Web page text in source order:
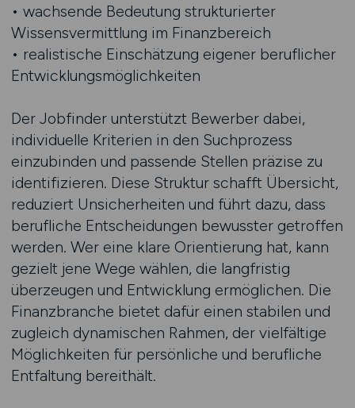
• wachsende Bedeutung strukturierter
Wissensvermittlung im Finanzbereich
• realistische Einschätzung eigener beruflicher
Entwicklungsmöglichkeiten
Der Jobfinder unterstützt Bewerber dabei,
individuelle Kriterien in den Suchprozess
einzubinden und passende Stellen präzise zu
identifizieren. Diese Struktur schafft Übersicht,
reduziert Unsicherheiten und führt dazu, dass
berufliche Entscheidungen bewusster getroffen
werden. Wer eine klare Orientierung hat, kann
gezielt jene Wege wählen, die langfristig
überzeugen und Entwicklung ermöglichen. Die
Finanzbranche bietet dafür einen stabilen und
zugleich dynamischen Rahmen, der vielfältige
Möglichkeiten für persönliche und berufliche
Entfaltung bereithält.